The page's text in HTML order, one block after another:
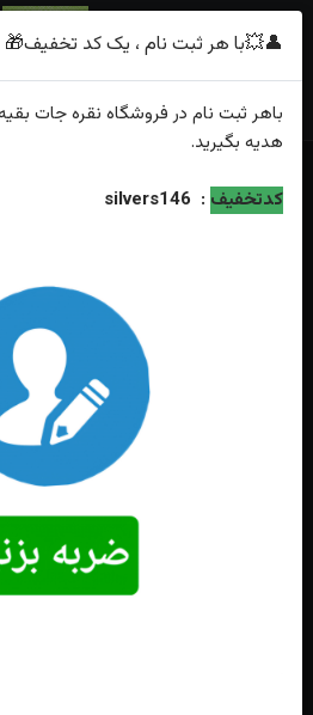
خانه
فهرست محصولات
انگشترنقره درنجف اصل چهارگوش حکاکی فقط
👤💥با هر ثبت نام ، یک کد تخفیف🎁
باهر ثبت نام در فروشگاه نقره جات
هدیه بگیرید.
کدتخفیف :
silvers146